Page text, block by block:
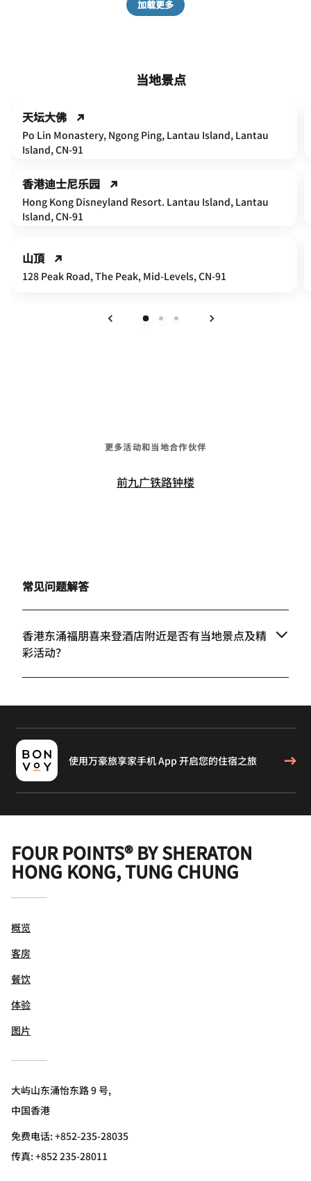
加载更多
当地景点
天坛大佛
Po Lin Monastery, Ngong Ping, Lantau Island, Lantau
Island, CN-91
香港迪士尼乐园
Hong Kong Disneyland Resort. Lantau Island, Lantau
Island, CN-91
山頂
128 Peak Road, The Peak, Mid-Levels, CN-91
更多活动和当地合作伙伴
前九广铁路钟楼
常见问题解答
香港东涌福朋喜来登酒店附近是否有当地景点及精
彩活动？
使用万豪旅享家手机 App 开启您的住宿之旅
FOUR POINTS® BY SHERATON
HONG KONG, TUNG CHUNG
概览
客房
餐饮
体验
图片
大屿山东涌怡东路 9 号,
中国香港
免费电话:+852-235-28035
传真:+852 235-28011